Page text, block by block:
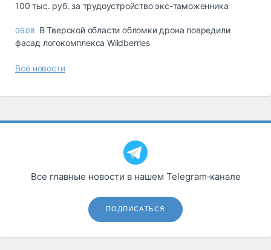
100 тыс. руб. за трудоустройство экс-таможенника
06.08 В Тверской области обломки дрона повредили
фасад логокомплекса Wildberries
Все новости
Все главные новости в нашем Telegram‑канале
ПОДПИСАТЬСЯ